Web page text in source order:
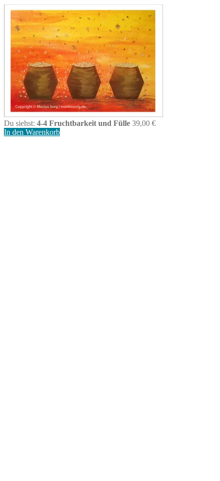
Du siehst: 4-4 Fruchtbarkeit und Fülle 39,00 €
In den Warenkorb